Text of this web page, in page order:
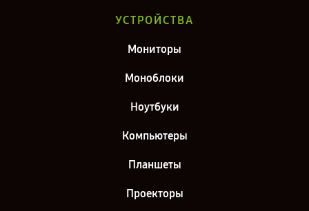
Ремонт ультрабука Acer TravelMate TimelineX 8172T в г. Санкт-
УСТРОЙСТВА
Мониторы
Моноблоки
Ноутбуки
Компьютеры
Планшеты
Проекторы